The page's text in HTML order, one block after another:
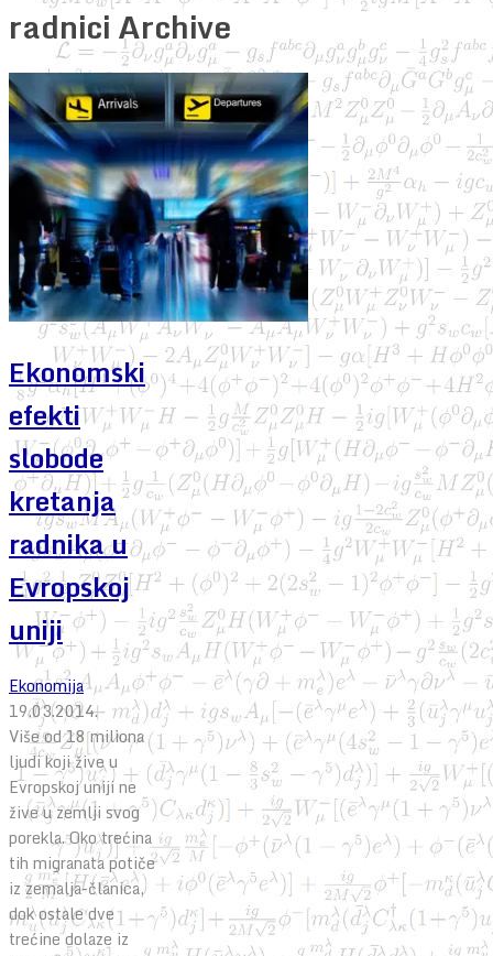
radnici Archive
Ekonomski
efekti
slobode
kretanja
radnika u
Evropskoj
uniji
Ekonomija
19.03.2014.
Više od 18 miliona
ljudi koji žive u
Evropskoj uniji ne
žive u zemlji svog
porekla. Oko trećina
tih migranata potiče
iz zemalja-članica,
dok ostale dve
trećine dolaze iz